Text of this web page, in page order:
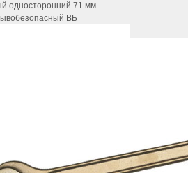
односторонний 71 мм
ВБ